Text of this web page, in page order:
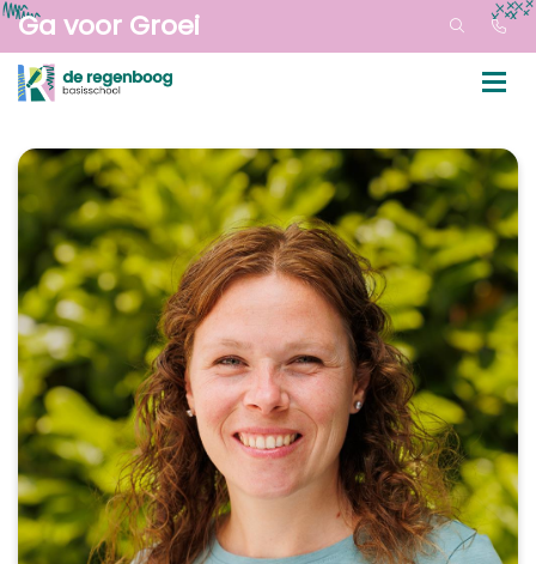
Ga voor Groei